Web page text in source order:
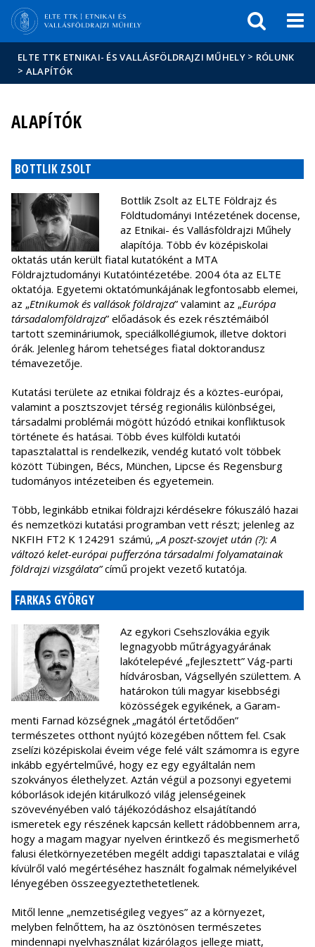
Események
sajtóban
ELTE TTK ETNIKAI- ÉS VALLÁSFÖLDRAJZI MŰHELY > RÓLUNK
> ALAPÍTÓK
ALAPÍTÓK
BOTTLIK ZSOLT
Bottlik Zsolt az ELTE Földrajz és
Földtudományi Intézetének docense,
az Etnikai- és Vallásföldrajzi Műhely
alapítója. Több év középiskolai
oktatás után került fiatal kutatóként a MTA
Földrajztudományi Kutatóintézetébe. 2004 óta az ELTE
oktatója. Egyetemi oktatómunkájának legfontosabb elemei,
az „Etnikumok és vallások földrajza” valamint az „Európa
társadalomföldrajza” előadások és ezek résztémáiból
tartott szemináriumok, speciálkollégiumok, illetve doktori
órák. Jelenleg három tehetséges fiatal doktorandusz
témavezetője.
Kutatási területe az etnikai földrajz és a köztes-európai,
valamint a posztszovjet térség regionális különbségei,
társadalmi problémái mögött húzódó etnikai konfliktusok
története és hatásai. Több éves külföldi kutatói
tapasztalattal is rendelkezik, vendég kutató volt többek
között Tübingen, Bécs, München, Lipcse és Regensburg
tudományos intézeteiben és egyetemein.
Több, leginkább etnikai földrajzi kérdésekre fókuszáló hazai
és nemzetközi kutatási programban vett részt; jelenleg az
NKFIH FT2 K 124291 számú, „A poszt-szovjet után (?): A
változó kelet-európai pufferzóna társadalmi folyamatainak
földrajzi vizsgálata”című projekt vezető kutatója.
FARKAS GYÖRGY
Az egykori Csehszlovákia egyik
legnagyobb műtrágyagyárának
lakótelepévé „fejlesztett” Vág-parti
hídvárosban, Vágsellyén születtem. A
határokon túli magyar kisebbségi
közösségek egyikének, a Garam-
menti Farnad községnek „magától értetődően”
természetes otthont nyújtó közegében nőttem fel. Csak
zselízi középiskolai éveim vége felé vált számomra is egyre
inkább egyértelművé, hogy ez egy egyáltalán nem
szokványos élethelyzet. Aztán végül a pozsonyi egyetemi
kóborlások idején kitárulkozó világ jelenségeinek
szövevényében való tájékozódáshoz elsajátítandó
ismeretek egy részének kapcsán kellett rádöbbennem arra,
hogy a magam magyar nyelven érintkező és megismerhető
falusi életkörnyezetében megélt addigi tapasztalatai e világ
kívülről való megértéséhez használt fogalmak némelyikével
lényegében összeegyeztethetetlenek.
Mitől lenne „nemzetiségileg vegyes” az a környezet,
melyben felnőttem, ha az ösztönösen természetes
mindennapi nyelvhasználat kizárólagos jellege miatt,